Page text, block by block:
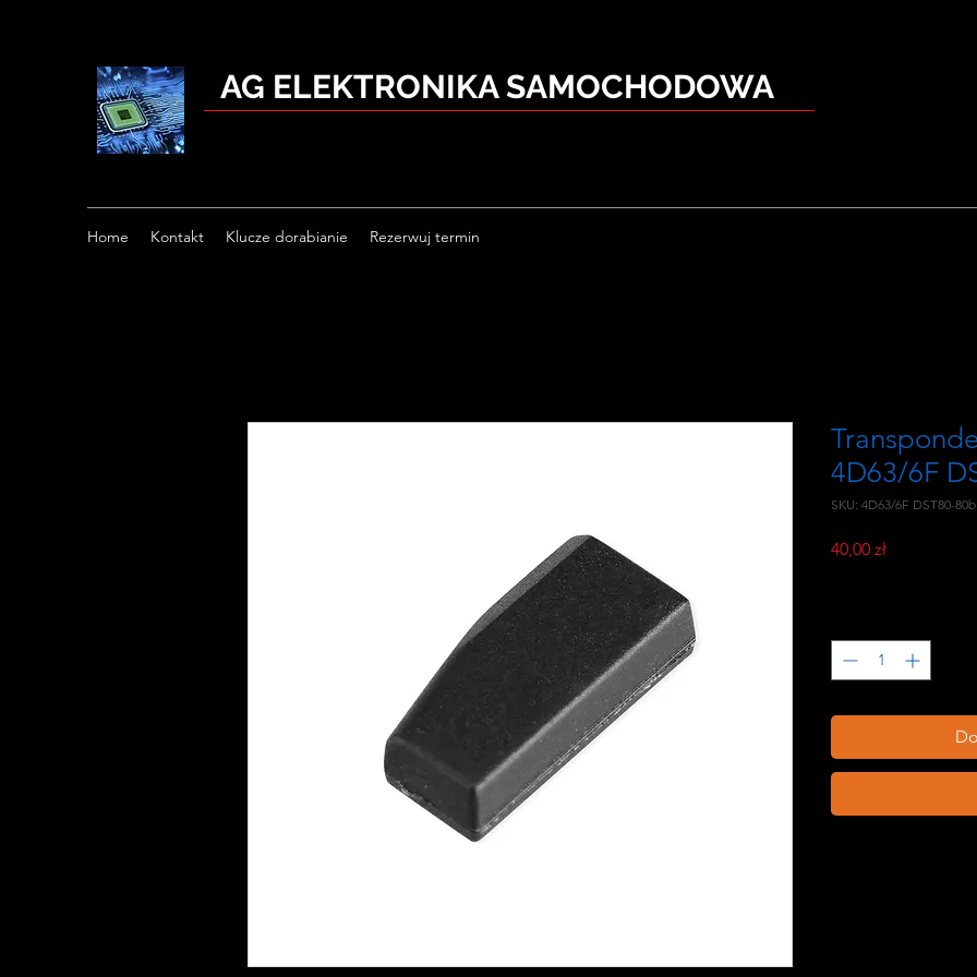
AG ELEKTRONIKA SAMOCHODOWA
Home Kontakt Klucze dorabianie Rezerwuj termin
4D63/6F
SKU: 4D63/6F DST80-
40,00 złCena